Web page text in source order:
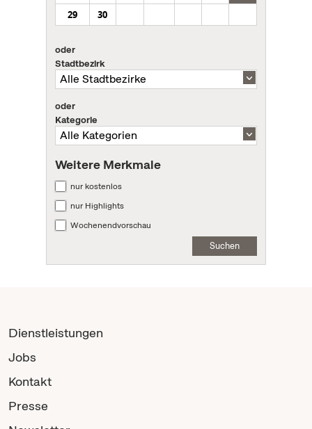
29
30
oder
Stadtbezirk
oder
Kategorie
Weitere Merkmale
nur kostenlos
nur Highlights
Wochenendvorschau
Suchen
Dienstleistungen
Jobs
Kontakt
Presse